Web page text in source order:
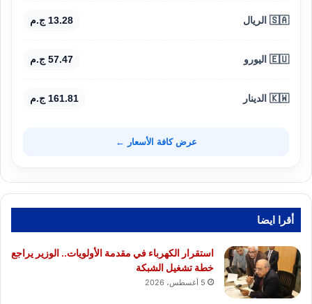
🇸🇦 الريال 13.28 ج.م
🇪🇺 اليورو 57.47 ج.م
🇰🇼 الدينار 161.81 ج.م
عرض كافة الأسعار ←
أقرا ايضا
استقرار الكهرباء في مقدمة الأولويات.. الوزير يراجع
خطة تشغيل الشبكة
5 أغسطس، 2026